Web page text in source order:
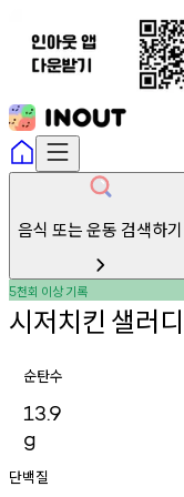
음식 또는 운동 검색하기
5천회 이상기록
시저치킨 샐러디
순탄수
13.9
g
단백질